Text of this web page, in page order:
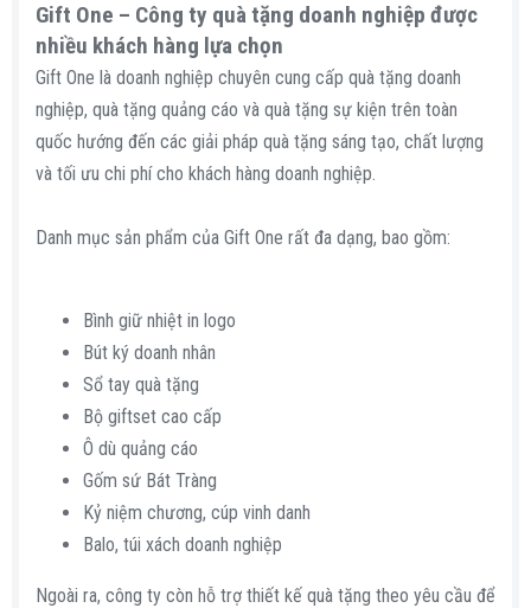
Gift One – Công ty quà tặng doanh nghiệp được
nhiều khách hàng lựa chọn​
Gift One là doanh nghiệp chuyên cung cấp quà tặng doanh
nghiệp, quà tặng quảng cáo và quà tặng sự kiện trên toàn
quốc hướng đến các giải pháp quà tặng sáng tạo, chất lượng
và tối ưu chi phí cho khách hàng doanh nghiệp.
Danh mục sản phẩm của Gift One rất đa dạng, bao gồm:
Bình giữ nhiệt in logo
Bút ký doanh nhân
Sổ tay quà tặng
Bộ giftset cao cấp
Ô dù quảng cáo
Gốm sứ Bát Tràng
Kỷ niệm chương, cúp vinh danh
Balo, túi xách doanh nghiệp
Ngoài ra, công ty còn hỗ trợ thiết kế quà tặng theo yêu cầu để